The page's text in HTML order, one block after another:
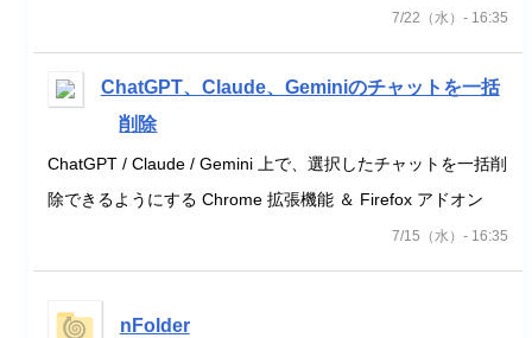
7/22（水）- 16:35
ChatGPT、Claude、Geminiのチャットを一括
削除
ChatGPT / Claude / Gemini 上で、選択したチャットを一括削
除できるようにする Chrome 拡張機能 ＆ Firefox アドオン
7/15（水）- 16:35
nFolder